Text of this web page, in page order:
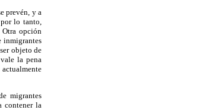
prevén, y a
por lo tanto,
Otra opción
inmigrantes
objeto de
la pena
migrantes
contener la